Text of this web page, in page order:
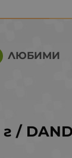
ЛЮБИМИ
/